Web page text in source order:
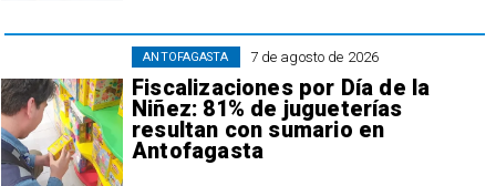
7 de agosto de 2026
Fiscalizaciones por Día de la
Niñez: 81% de jugueterías
resultan con sumario en
Antofagasta
ANTOFAGASTA